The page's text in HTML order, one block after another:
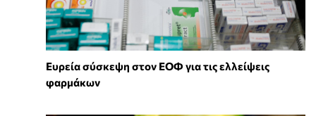
Ευρεία σύσκεψη στον ΕΟΦ για τις ελλείψεις
φαρμάκων